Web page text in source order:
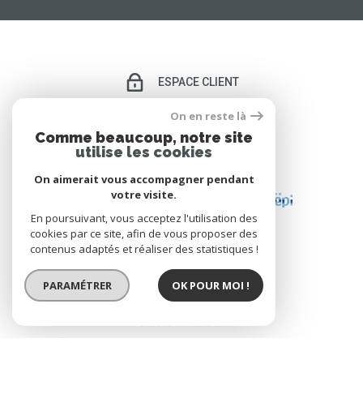
ESPACE CLIENT
ADHÉRENTS
On en reste là
Comme beaucoup, notre site
utilise les cookies
On aimerait vous accompagner pendant
votre visite.
En poursuivant, vous acceptez l'utilisation des
cookies par ce site, afin de vous proposer des
contenus adaptés et réaliser des statistiques !
PARAMÉTRER OK POUR MOI !